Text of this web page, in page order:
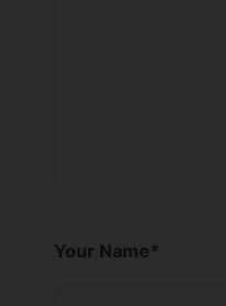
Your Name*